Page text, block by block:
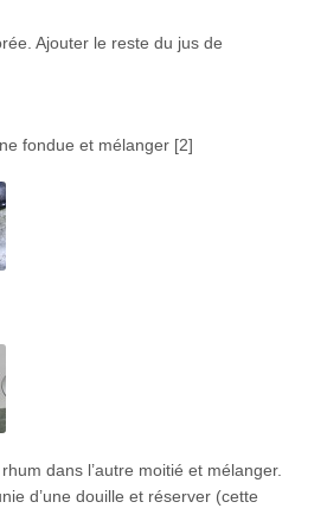
Ajouter le reste du jus de
fondue et mélanger [2]
dans l’autre moitié et mélanger.
d’une douille et réserver (cette